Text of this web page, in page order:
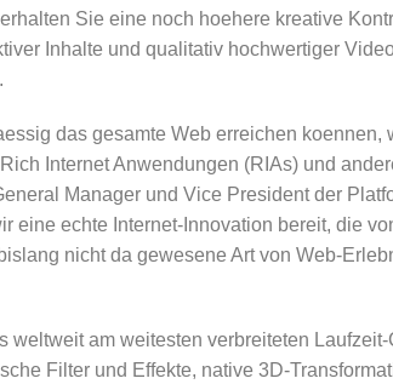
Sie eine noch hoehere kreative
Inhalte und qualitativ hochwertiger
das gesamte Web erreichen koennen,
Internet Anwendungen (RIAs) und
Manager und Vice President der
eine echte Internet-Innovation bereit, die
nicht da gewesene Art von Web-
am weitesten verbreiteten
Filter und Effekte, native 3D-